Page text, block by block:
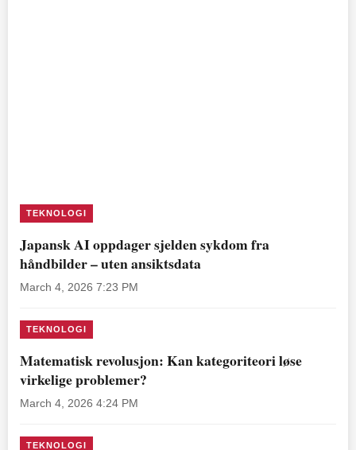
TEKNOLOGI
Japansk AI oppdager sjelden sykdom fra
håndbilder – uten ansiktsdata
March 4, 2026 7:23 PM
TEKNOLOGI
Matematisk revolusjon: Kan kategoriteori løse
virkelige problemer?
March 4, 2026 4:24 PM
TEKNOLOGI